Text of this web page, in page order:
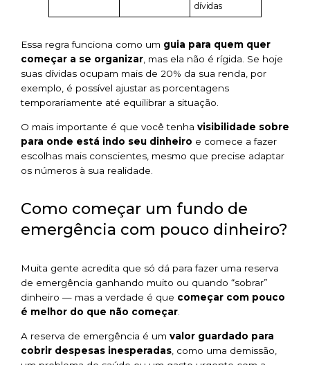
dívidas
Essa regra funciona como um guia para quem quer
começar a se organizar , mas ela não é rígida. Se hoje
suas dívidas ocupam mais de 20% da sua renda, por
exemplo, é possível ajustar as porcentagens
temporariamente até equilibrar a situação.
O mais importante é que você tenha visibilidade sobre
para onde está indo seu dinheiro e comece a fazer
escolhas mais conscientes, mesmo que precise adaptar
os números à sua realidade.
Como começar um fundo de
emergência com pouco dinheiro?
Muita gente acredita que só dá para fazer uma reserva
de emergência ganhando muito ou quando “sobrar”
dinheiro — mas a verdade é que começar com pouco
é melhor do que não começar
A reserva de emergência é um valor guardado para
cobrir despesas inesperadas, como uma demissão,